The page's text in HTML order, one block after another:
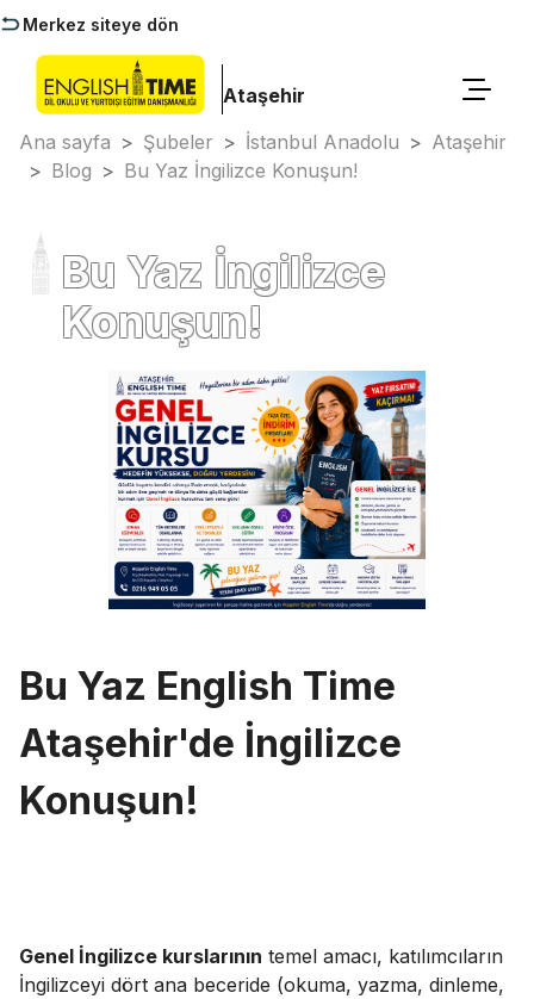
Merkez siteye dön
Ataşehir
Ana sayfa > Şubeler > İstanbul Anadolu > Ataşehir
> Blog > Bu Yaz İngilizce Konuşun!
Bu Yaz İngilizce
Konuşun!
Bu Yaz English Time
Ataşehir'de İngilizce
Konuşun!
Genel İngilizce kurslarının temel amacı, katılımcıların
İngilizceyi dört ana beceride (okuma, yazma, dinleme,